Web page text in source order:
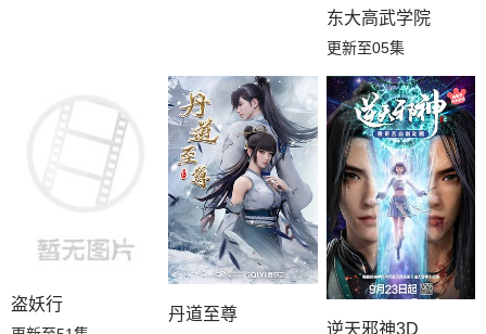
东大高武学院
更新至05集
盗妖行
丹道至尊
逆天邪神3D